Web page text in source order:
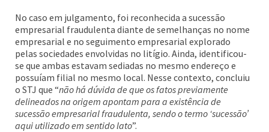
No caso em julgamento, foi reconhecida a sucessão
empresarial fraudulenta diante de semelhanças no nome
empresarial e no seguimento empresarial explorado
pelas sociedades envolvidas no litígio. Ainda, identificou-
se que ambas estavam sediadas no mesmo endereço e
possuíam filial no mesmo local. Nesse contexto, concluiu
o STJ que “não há dúvida de que os fatos previamente
delineados na origem apontam para a existência de
sucessão empresarial fraudulenta, sendo o termo ‘sucessão’
aqui utilizado em sentido lato”.